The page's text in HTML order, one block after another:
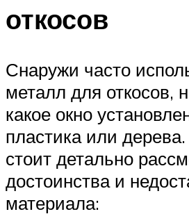
откосов
Снаружи часто
металл для откосов,
какое окно
пластика или
стоит детально
достоинства и
материала: